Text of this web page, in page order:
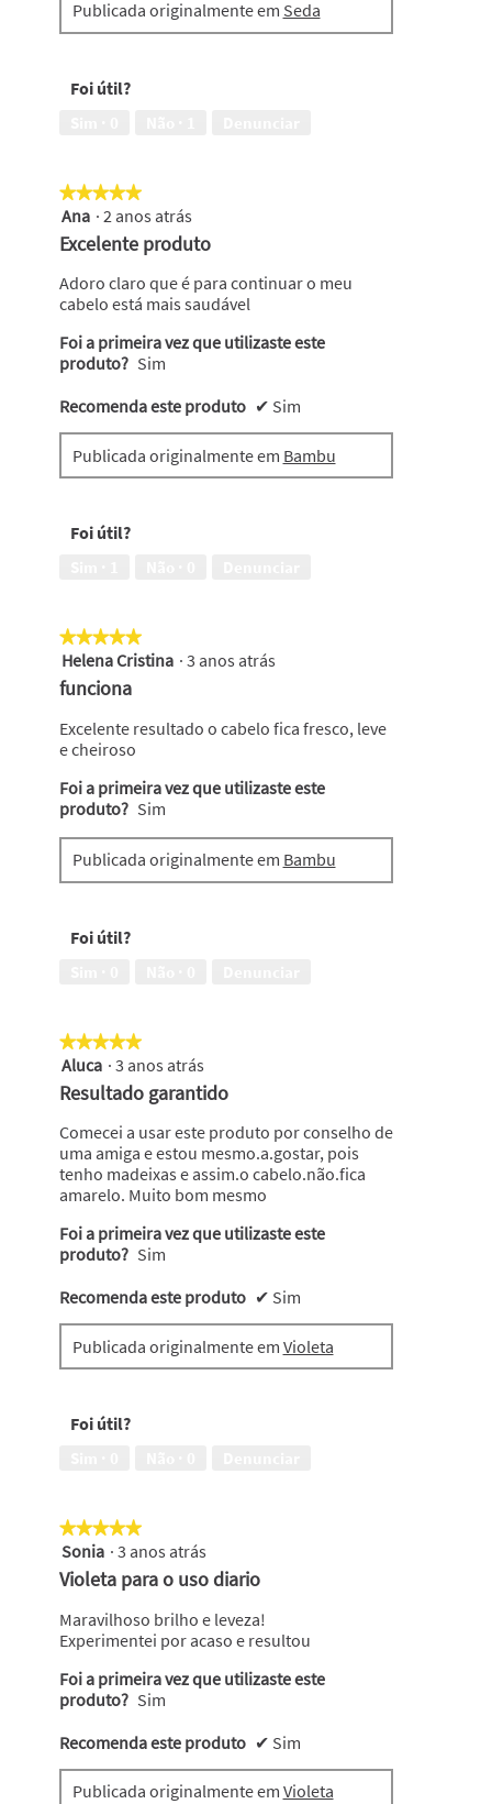
h
a
a
m
p
l
a
o
E
s
t
a
c
ç
o
i
á
a
r
u
n
e
l
m
o
a
l
Publicada originalmente em Seda
Foi útil?
★★★★★
★★★★★
5
em
5
estrelas.
Ana · 2 anos atrás
Excelente produto
Adoro claro que é para continuar o meu
cabelo está mais saudável
Foi a primeira vez que utilizaste este
produto? Sim
Recomenda este produto ✔ Sim
Publicada originalmente em Bambu
Foi útil?
★★★★★
★★★★★
5
em
5
estrelas.
Helena Cristina · 3 anos atrás
funciona
Excelente resultado o cabelo fica fresco, leve
e cheiroso
Foi a primeira vez que utilizaste este
produto? Sim
Publicada originalmente em Bambu
Foi útil?
★★★★★
★★★★★
5
em
5
estrelas.
Aluca · 3 anos atrás
Resultado garantido
Comecei a usar este produto por conselho de
uma amiga e estou mesmo.a.gostar, pois
tenho madeixas e assim.o cabelo.não.fica
amarelo. Muito bom mesmo
Foi a primeira vez que utilizaste este
produto? Sim
Recomenda este produto ✔ Sim
Publicada originalmente em Violeta
Foi útil?
★★★★★
★★★★★
5
em
5
estrelas.
Sonia · 3 anos atrás
Violeta para o uso diario
Maravilhoso brilho e leveza!
Experimentei por acaso e resultou
Foi a primeira vez que utilizaste este
produto? Sim
Recomenda este produto ✔ Sim
Publicada originalmente em Violeta